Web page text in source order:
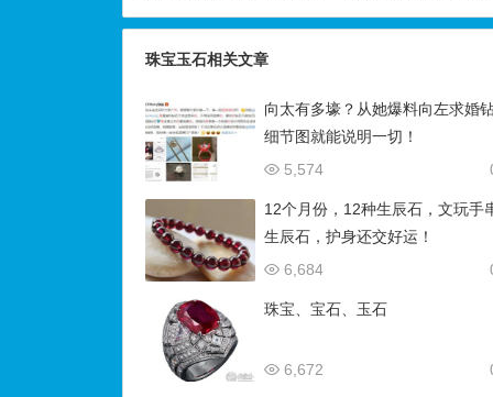
一切！
好运！
珠宝玉石相关文章
向太有多壕？从她爆料向左求婚
细节图就能说明一切！
5,574
12个月份，12种生辰石，文玩手
生辰石，护身还交好运！
6,684
珠宝、宝石、玉石
6,672